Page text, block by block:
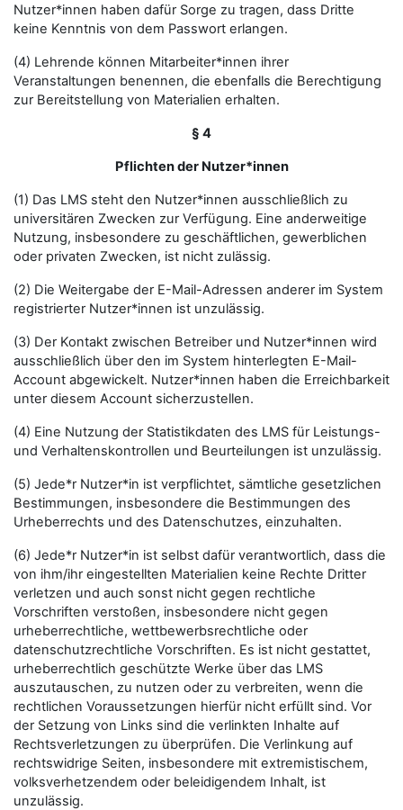
Nutzer*innen haben dafür Sorge zu tragen, dass Dritte
keine Kenntnis von dem Passwort erlangen.
(4) Lehrende können Mitarbeiter*innen ihrer
Veranstaltungen benennen, die ebenfalls die Berechtigung
zur Bereitstellung von Materialien erhalten.
§ 4
Pflichten der Nutzer*innen
(1) Das LMS steht den Nutzer*innen ausschließlich zu
universitären Zwecken zur Verfügung. Eine anderweitige
Nutzung, insbesondere zu geschäftlichen, gewerblichen
oder privaten Zwecken, ist nicht zulässig.
(2) Die Weitergabe der E-Mail-Adressen anderer im System
registrierter Nutzer*innen ist unzulässig.
(3) Der Kontakt zwischen Betreiber und Nutzer*innen wird
ausschließlich über den im System hinterlegten E-Mail-
Account abgewickelt. Nutzer*innen haben die Erreichbarkeit
unter diesem Account sicherzustellen.
(4) Eine Nutzung der Statistikdaten des LMS für Leistungs-
und Verhaltenskontrollen und Beurteilungen ist unzulässig.
(5) Jede*r Nutzer*in ist verpflichtet, sämtliche gesetzlichen
Bestimmungen, insbesondere die Bestimmungen des
Urheberrechts und des Datenschutzes, einzuhalten.
(6) Jede*r Nutzer*in ist selbst dafür verantwortlich, dass die
von ihm/ihr eingestellten Materialien keine Rechte Dritter
verletzen und auch sonst nicht gegen rechtliche
Vorschriften verstoßen, insbesondere nicht gegen
urheberrechtliche, wettbewerbsrechtliche oder
datenschutzrechtliche Vorschriften. Es ist nicht gestattet,
urheberrechtlich geschützte Werke über das LMS
auszutauschen, zu nutzen oder zu verbreiten, wenn die
rechtlichen Voraussetzungen hierfür nicht erfüllt sind. Vor
der Setzung von Links sind die verlinkten Inhalte auf
Rechtsverletzungen zu überprüfen. Die Verlinkung auf
rechtswidrige Seiten, insbesondere mit extremistischem,
volksverhetzendem oder beleidigendem Inhalt, ist
unzulässig.